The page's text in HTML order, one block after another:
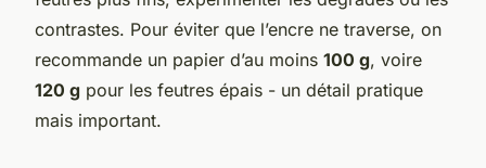
contrastes. Pour éviter que l’encre ne traverse, on
recommande un papier d’au moins 100 g, voire
120 g pour les feutres épais - un détail pratique
mais important.